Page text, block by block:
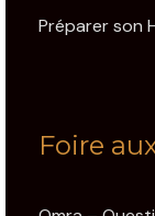
Préparer son
Foire